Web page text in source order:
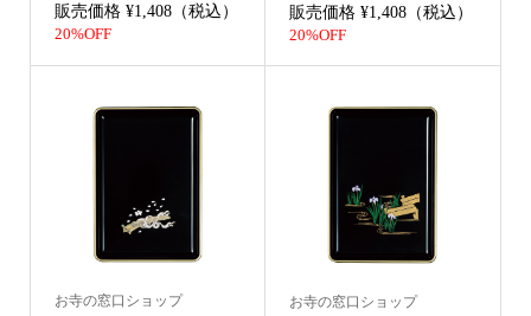
販売価格 ¥1,408（税込）
20%OFF
販売価格 ¥1,408（税込）
20%OFF
お寺の窓口ショップ お寺の窓口ショップ